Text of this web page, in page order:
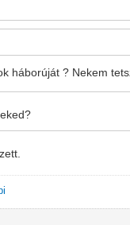
háborúját ? Nekem